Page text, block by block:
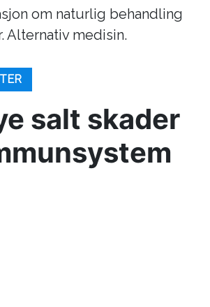
om naturlig behandling
Alternativ medisin.
salt skader